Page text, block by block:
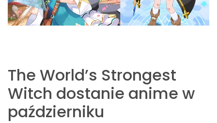
The World’s Strongest
Witch dostanie anime w
październiku